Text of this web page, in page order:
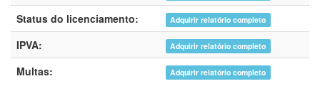
Status do licenciamento: Adquirir relatório completo
IPVA: Adquirir relatório completo
Multas: Adquirir relatório completo